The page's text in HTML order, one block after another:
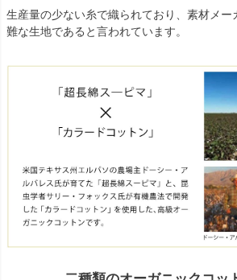
生産量の少ない糸で織られており、素材メー
難な生地であると言われています。